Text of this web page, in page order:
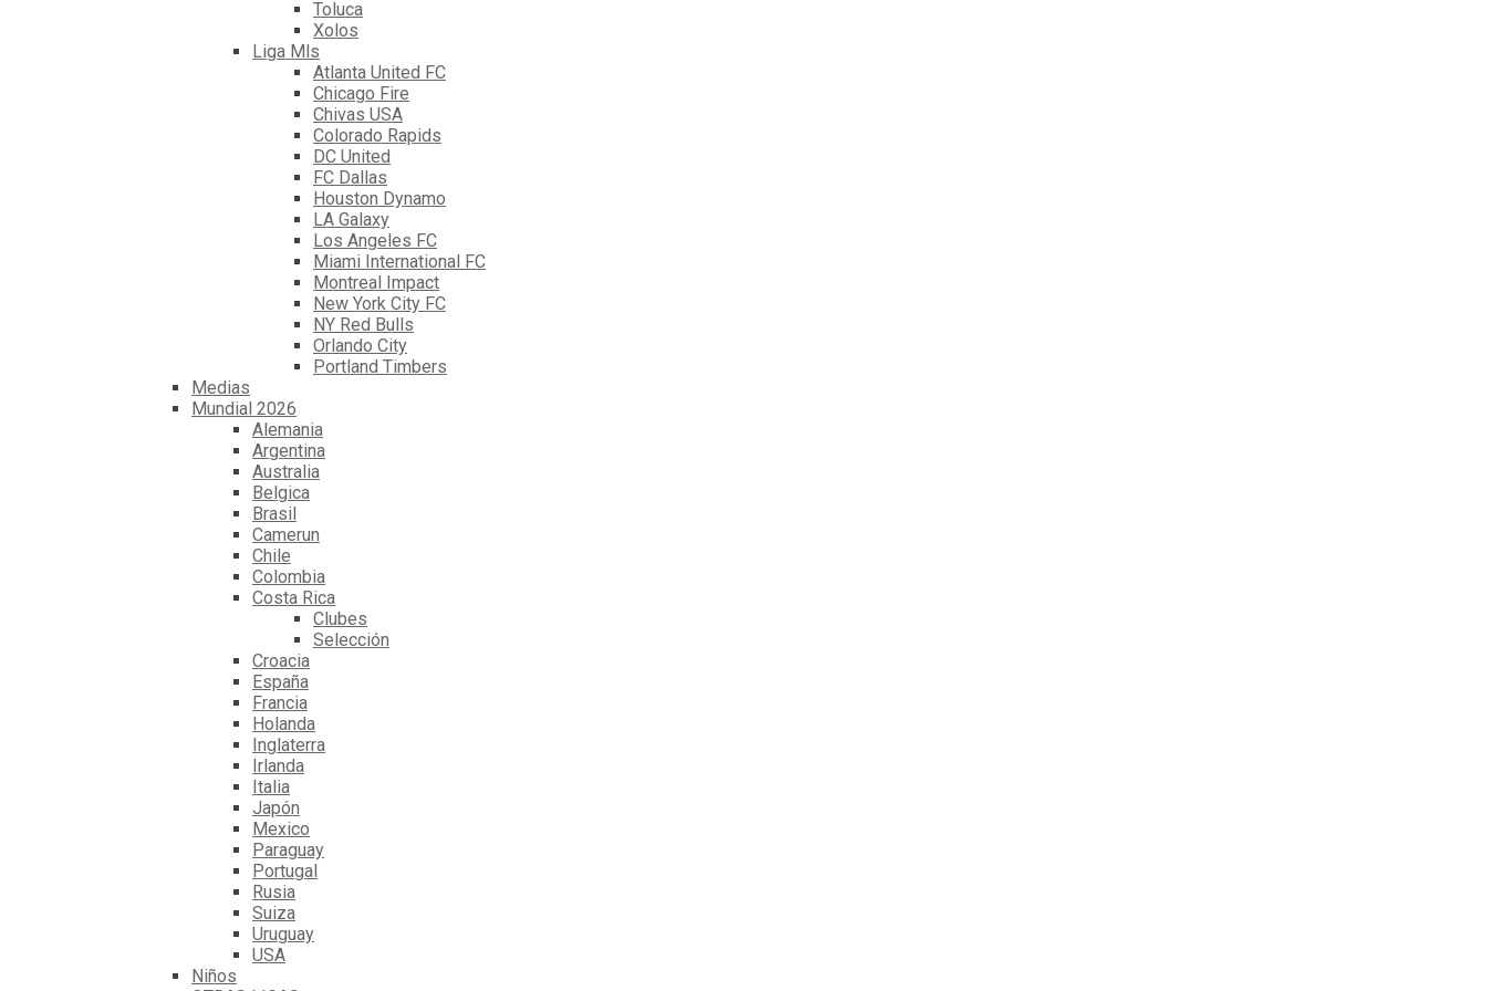
Toluca
Xolos
Liga Mls
Atlanta United FC
Chicago Fire
Chivas USA
Colorado Rapids
DC United
FC Dallas
Houston Dynamo
LA Galaxy
Los Angeles FC
Miami International FC
Montreal Impact
New York City FC
NY Red Bulls
Orlando City
Portland Timbers
Medias
Mundial 2026
Alemania
Argentina
Australia
Belgica
Brasil
Camerun
Chile
Colombia
Costa Rica
Clubes
Selección
Croacia
España
Francia
Holanda
Inglaterra
Irlanda
Italia
Japón
Mexico
Paraguay
Portugal
Rusia
Suiza
Uruguay
USA
Niños